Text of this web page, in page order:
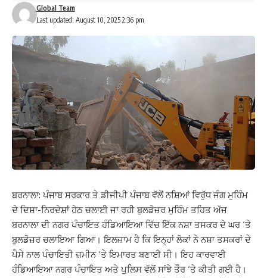
Last updated: August 10, 2025 2:36 pm
Global Team
ਬਰਨਾਲਾ: ਪੰਜਾਬ ਸਰਕਾਰ ਤੇ ਡੀਜੀਪੀ ਪੰਜਾਬ ਵੱਲੋਂ ਨਸ਼ਿਆਂ ਵਿਰੁੱਧ ਜੰਗ ਮੁਹਿੰਮ
ਦੇ ਦਿਸ਼ਾ-ਨਿਰਦੇਸ਼ਾਂ ਹੇਠ ਚਲਾਈ ਜਾ ਰਹੀ ਬੁਲਡੋਜ਼ਰ ਮੁਹਿੰਮ ਤਹਿਤ ਅੱਜ
ਬਰਨਾਲਾ ਦੀ ਨਗਰ ਪੰਚਾਇਤ ਹੰਡਿਆਇਆ ਵਿੱਚ ਇੱਕ ਨਸ਼ਾ ਤਸਕਰ ਦੇ ਘਰ ‘ਤੇ
ਬੁਲਡੋਜ਼ਰ ਚਲਾਇਆ ਗਿਆ। ਇਲਜ਼ਾਮ ਹੈ ਕਿ ਇਨ੍ਹਾਂ ਲੋਕਾਂ ਨੇ ਨਸ਼ਾ ਤਸਕਰਾਂ ਦੇ
ਪੈਸੇ ਨਾਲ ਪੰਚਾਇਤੀ ਜ਼ਮੀਨ ‘ਤੇ ਇਮਾਰਤ ਬਣਾਈ ਸੀ। ਇਹ ਕਾਰਵਾਈ
ਹੰਡਿਆਇਆ ਨਗਰ ਪੰਚਾਇਤ ਅਤੇ ਪੁਲਿਸ ਵੱਲੋਂ ਸਾਂਝੇ ਤੌਰ ‘ਤੇ ਕੀਤੀ ਗਈ ਹੈ।